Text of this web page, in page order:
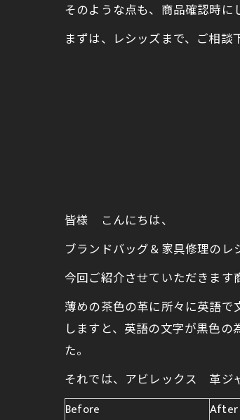
そのような点も、商品確認時に
まずは、レシッズまで、ご相談
皆様 こんにちは、
ブランドバッグ＆家具修理の
今回ご紹介させていただきま
薄めの茶色の革に所々に英語
しますと、英語の文字が黒色
た。
それでは、アビレックス 革ジ
Before
After